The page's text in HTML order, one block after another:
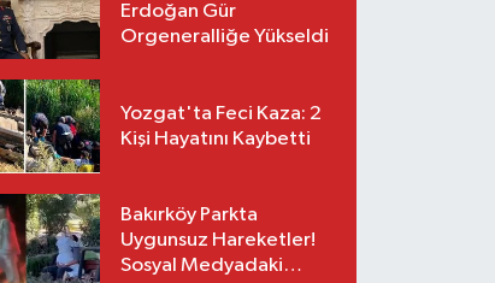
Erdoğan Gür
Orgeneralliğe Yükseldi
Yozgat'ta Feci Kaza: 2
Kişi Hayatını Kaybetti
Bakırköy Parkta
Uygunsuz Hareketler!
Sosyal Medyadaki